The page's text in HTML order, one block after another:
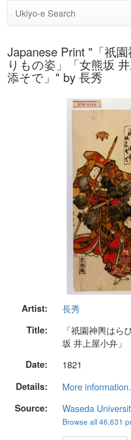
Ukiyo-e Search
Japanese Print "「祇
りもの姿」「女熊坂
添そで」" by 長秀
Artist:
長秀
Title:
「祇園神輿はら
坂 井上屋小弁」
Date:
1821
Details:
More
Source:
Waseda
Browse all 46,631